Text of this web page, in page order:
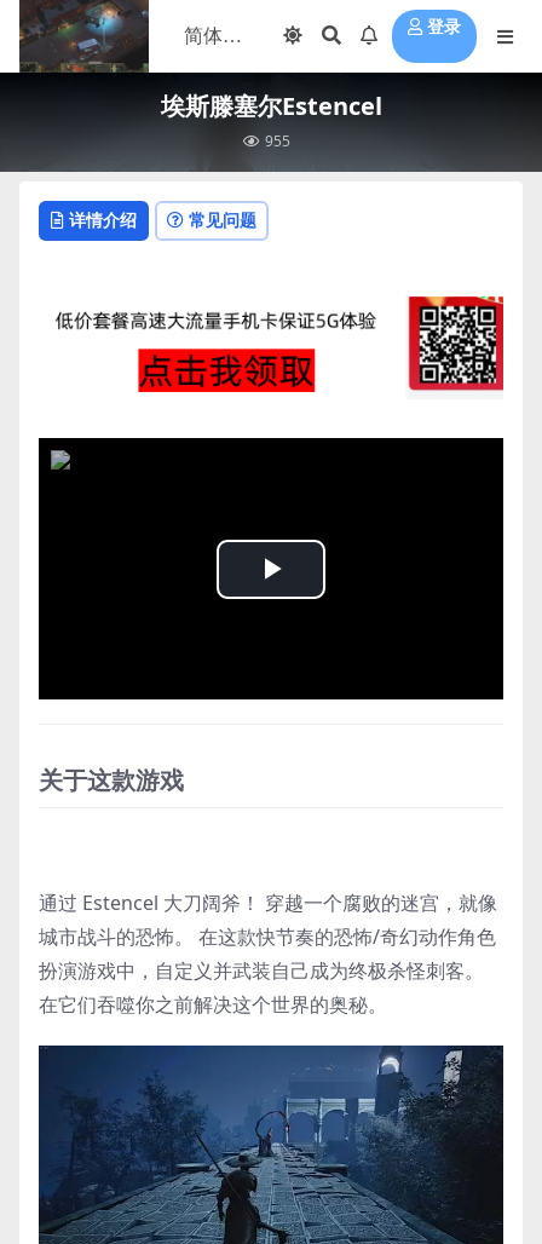
登录
埃斯滕塞尔Estencel
955
详情介绍 常见问题
Play
关于这款游戏
通过 Estencel 大刀阔斧！ 穿越一个腐败的迷宫，就像
城市战斗的恐怖。 在这款快节奏的恐怖/奇幻动作角色
扮演游戏中，自定义并武装自己成为终极杀怪刺客。
在它们吞噬你之前解决这个世界的奥秘。